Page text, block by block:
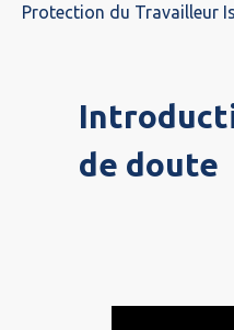
Protection du Travailleur
de doute